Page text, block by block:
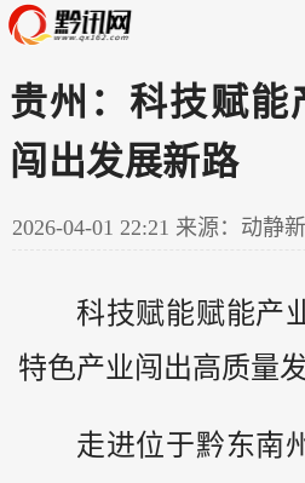
贵州：科技赋能
闯出发展新路
2026-04-01 22:21 来源：动静
科技赋能赋能产
特色产业闯出高质量
走进位于黔东南